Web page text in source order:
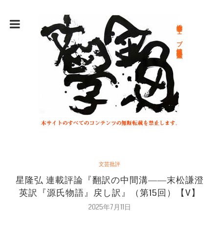
総合文学ウェブ情報誌 文学金魚
文芸批評
星隆弘 連載評論『翻訳の中間溝――末松謙澄
英訳『源氏物語』戻し訳』（第15回）【V】
2025年7月11日